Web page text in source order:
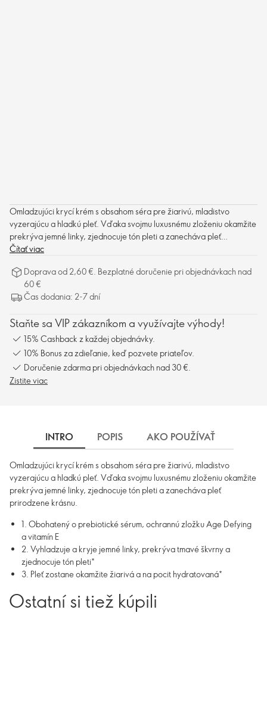
Omladzujúci krycí krém s obsahom séra pre žiarivú, mladistvo
vyzerajúcu a hladkú pleť. Vďaka svojmu luxusnému zloženiu okamžite
prekrýva jemné linky, zjednocuje tón pleti a zanecháva pleť
prirodzene krásnu.
Čítať viac
Doprava od 2,60 €. Bezplatné doručenie pri objednávkach nad
60 €
Čas dodania: 2-7 dní
Staňte sa VIP zákazníkom a využívajte výhody!
15% Cashback z každej objednávky.
10% Bonus za zdieľanie, keď pozvete priateľov.
Doručenie zdarma pri objednávkach nad 30 €.
Zistite viac
INTRO POPIS AKO POUŽÍVAŤ
Omladzujúci krycí krém s obsahom séra pre žiarivú, mladistvo
vyzerajúcu a hladkú pleť. Vďaka svojmu luxusnému zloženiu okamžite
prekrýva jemné linky, zjednocuje tón pleti a zanecháva pleť
prirodzene krásnu.
1. Obohatený o prebiotické sérum, ochrannú zložku Age Defying
a vitamín E
2. Vyhladzuje a kryje jemné linky, prekrýva tmavé škvrny a
zjednocuje tón pleti*
3. Pleť zostane okamžite žiarivá a na pocit hydratovaná*
Ostatní si tiež kúpili